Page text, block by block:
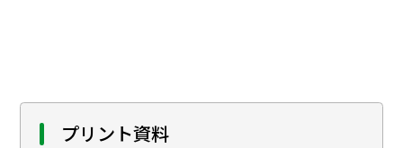
プリント資料